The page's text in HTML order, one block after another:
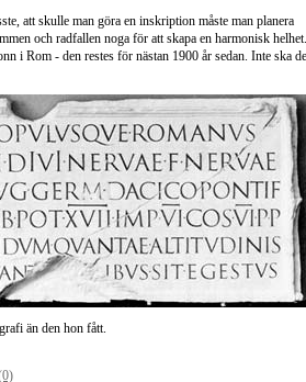
att skulle man göra en inskription måste man planera
och radfallen noga för att skapa en harmonisk helhet.
i Rom - den restes för nästan 1900 år sedan. Inte ska
än den hon fått.